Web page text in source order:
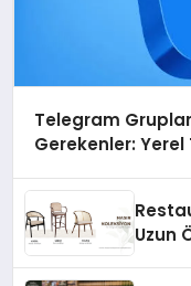
Telegram
Gerekenler:
Uzun